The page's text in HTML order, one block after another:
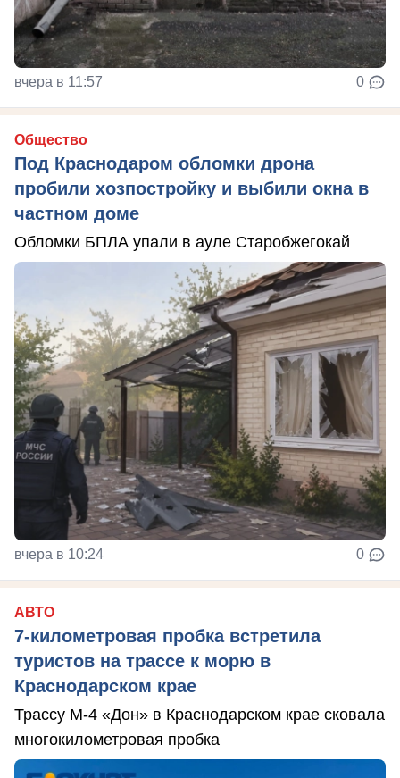
вчера в 11:57 0
Общество
Под Краснодаром обломки дрона
пробили хозпостройку и выбили окна в
частном доме
Обломки БПЛА упали в ауле Старобжегокай
вчера в 10:24 0
АВТО
7-километровая пробка встретила
туристов на трассе к морю в
Краснодарском крае
Трассу М-4 «Дон» в Краснодарском крае сковала
многокилометровая пробка